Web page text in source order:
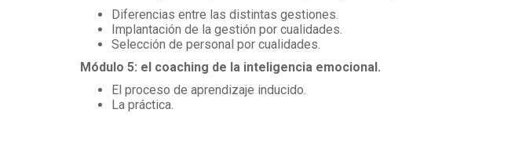
Diferencias entre las distintas gestiones.
Implantación de la gestión por cualidades.
Selección de personal por cualidades.
Módulo 5: el coaching de la inteligencia emocional.
El proceso de aprendizaje inducido.
La práctica.